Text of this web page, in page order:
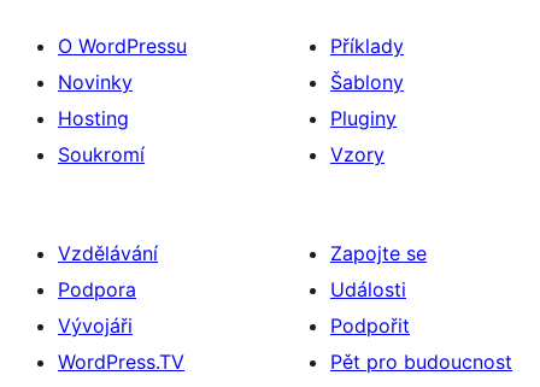
O WordPressu
Novinky
Hosting
Soukromí
Příklady
Šablony
Pluginy
Vzory
Vzdělávání
Podpora
Vývojáři
WordPress.TV
Zapojte se
Události
Podpořit
Pět pro budoucnost